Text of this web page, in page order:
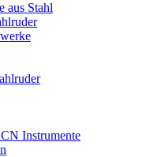
aus Stahl
Instrumente